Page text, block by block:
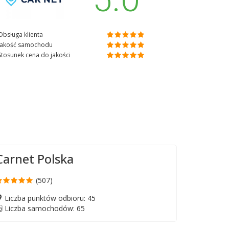
klienta
samochodu
cena do jakości
Polska
(507)
Liczba punktów odbioru: 45
Liczba samochodów: 65